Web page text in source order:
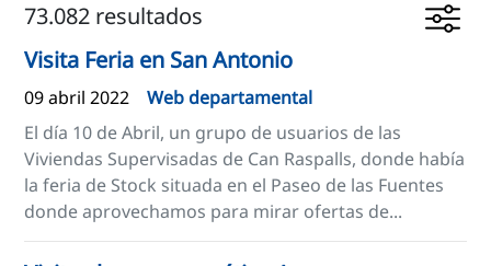
73.082 resultados
Visita Feria en San Antonio
09 abril 2022
Web departamental
El día 10 de Abril, un grupo de usuarios de las
Viviendas Supervisadas de Can Raspalls, donde había
la feria de Stock situada en el Paseo de las Fuentes
donde aprovechamos para mirar ofertas de...